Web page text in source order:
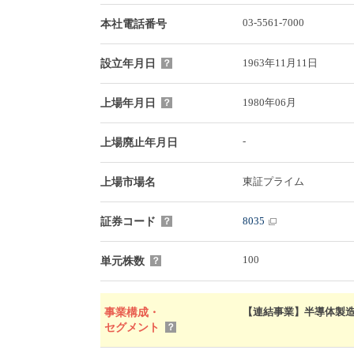
本社電話番号 03-5561-7000
設立年月日 ？ 1963年11月11日
上場年月日 ？ 1980年06月
上場廃止年月日 -
上場市場名 東証プライム
証券コード ？ 8035
単元株数 ？ 100
事業構成・
セグメント
？
【連結事業】半導体製